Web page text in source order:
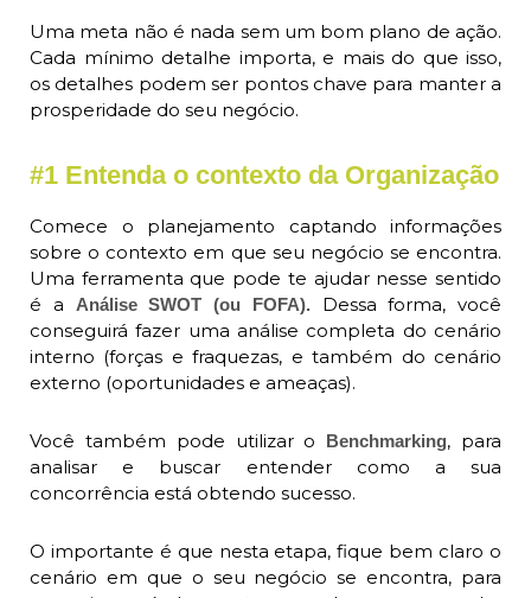
Uma meta não é nada sem um bom plano de ação.
Cada mínimo detalhe importa, e mais do que isso,
os detalhes podem ser pontos chave para manter a
prosperidade do seu negócio.
#1 Entenda o contexto da Organização
Comece o planejamento captando informações
sobre o contexto em que seu negócio se encontra.
Uma ferramenta que pode te ajudar nesse sentido
é a
Análise SWOT (ou FOFA).Dessa forma, você
conseguirá fazer uma análise completa do cenário
interno (forças e fraquezas, e também do cenário
externo (oportunidades e ameaças).
Você também pode utilizar o Benchmarking, para
analisar e buscar entender como a sua
concorrência está obtendo sucesso.
O importante é que nesta etapa, fique bem claro o
cenário em que o seu negócio se encontra, para